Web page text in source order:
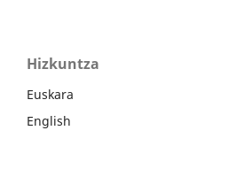
Hizkuntza
Euskara
English